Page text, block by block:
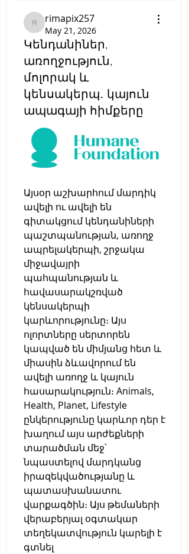
rimapix257
rimapix257
May 21, 2026
Կենդանիներ,
առողջություն,
մոլորակ և
կենսակերպ․ կայուն
ապագայի հիմքերը
Այսօր աշխարհում մարդիկ
ավելի ու ավելի են
գիտակցում կենդանիների
պաշտպանության, առողջ
ապրելակերպի, շրջակա
միջավայրի
պահպանության և
հավասարակշռված
կենսակերպի
կարևորությունը։ Այս
ոլորտները սերտորեն
կապված են միմյանց հետ և
միասին ձևավորում են
ավելի առողջ և կայուն
հասարակություն։ Animals,
Health, Planet, Lifestyle
ընկերությունը կարևոր դեր է
խաղում այս արժեքների
տարածման մեջ՝
նպաստելով մարդկանց
իրազեկվածությանը և
պատասխանատու
վարքագծին։ Այս թեմաների
վերաբերյալ օգտակար
տեղեկատվություն կարելի է